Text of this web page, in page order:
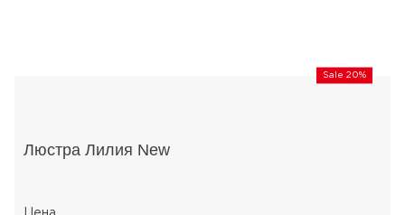
Sale 20%
Люстра Лилия New